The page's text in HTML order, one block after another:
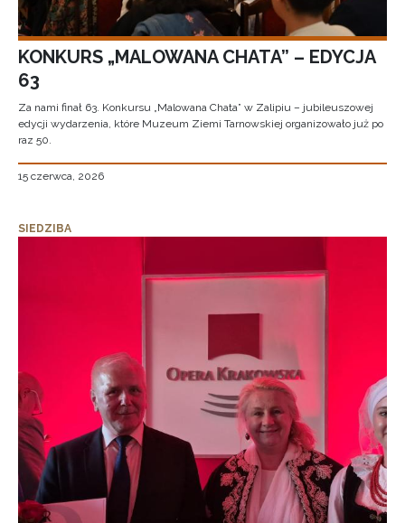
KONKURS „MALOWANA CHATA” – EDYCJA
63
Za nami finał 63. Konkursu „Malowana Chata” w Zalipiu – jubileuszowej
edycji wydarzenia, które Muzeum Ziemi Tarnowskiej organizowało już po
raz 50.
15 czerwca, 2026
SIEDZIBA